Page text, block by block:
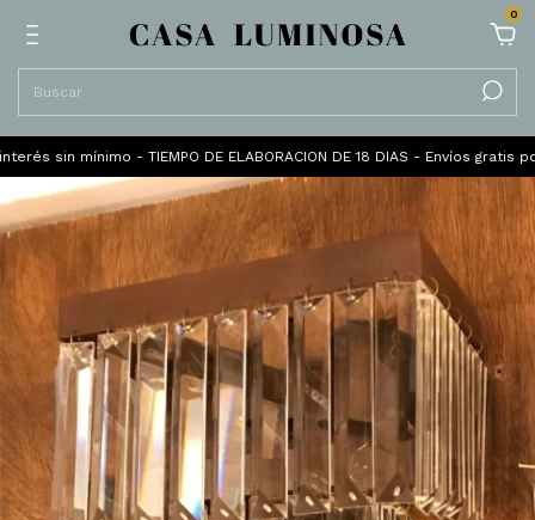
0
sin mínimo - TIEMPO DE ELABORACION DE 18 DIAS - Envíos gratis